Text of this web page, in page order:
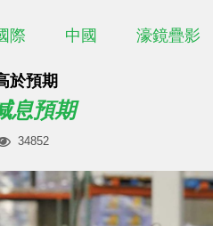
際 中國 濠鏡疊影
於預期
息預期
34852